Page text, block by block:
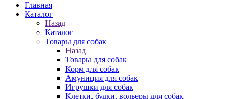
Главная
Каталог
Назад
Каталог
Товары для собак
Назад
Товары для собак
Корм для собак
Амуниция для собак
Игрушки для собак
Клетки, будки, вольеры для собак